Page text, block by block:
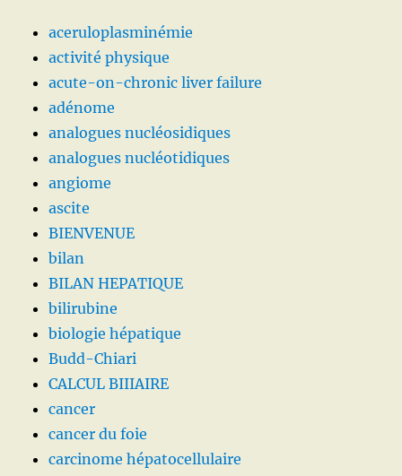
aceruloplasminémie
activité physique
acute-on-chronic liver failure
adénome
analogues nucléosidiques
analogues nucléotidiques
angiome
ascite
BIENVENUE
bilan
BILAN HEPATIQUE
bilirubine
biologie hépatique
Budd-Chiari
CALCUL BIIIAIRE
cancer
cancer du foie
carcinome hépatocellulaire